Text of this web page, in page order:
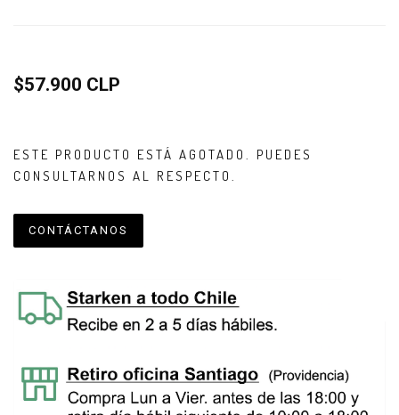
$57.900 CLP
ESTE PRODUCTO ESTÁ AGOTADO. PUEDES
CONSULTARNOS AL RESPECTO.
CONTÁCTANOS